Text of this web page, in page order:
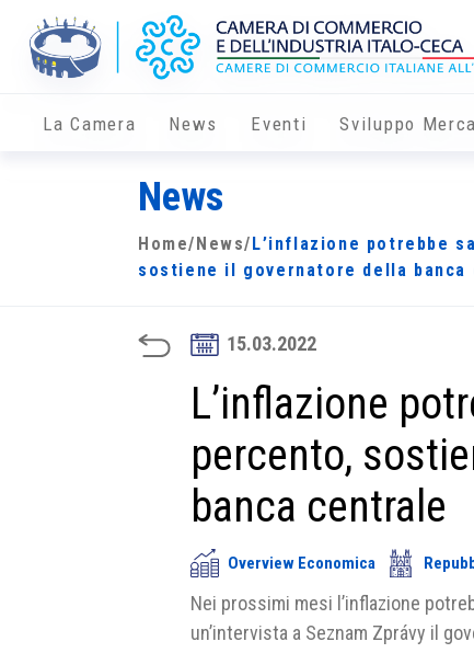
La Camera News Eventi Sviluppo
News
Home/ News/ L’inflazione potrebbe
sostiene il governatore della banca
15.03.2022
L’inflazione
percento,
banca centrale
Overview Economica
Nei prossimi mesi l’inflazione
un’intervista a Seznam Zprávy il